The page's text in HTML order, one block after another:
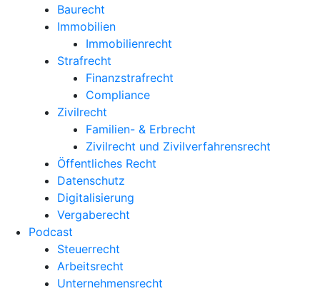
Baurecht
Immobilien
Immobilienrecht
Strafrecht
Finanzstrafrecht
Compliance
Zivilrecht
Familien- & Erbrecht
Zivilrecht und Zivilverfahrensrecht
Öffentliches Recht
Datenschutz
Digitalisierung
Vergaberecht
Podcast
Steuerrecht
Arbeitsrecht
Unternehmens­recht